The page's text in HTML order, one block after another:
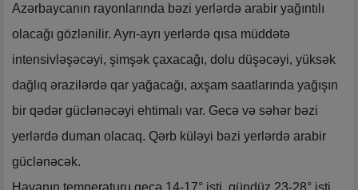
Azərbaycanın rayonlarında bəzi yerlərdə arabir yağıntılı
olacağı gözlənilir. Ayrı-ayrı yerlərdə qısa müddətə
intensivləşəcəyi, şimşək çaxacağı, dolu düşəcəyi, yüksək
dağlıq ərazilərdə qar yağacağı, axşam saatlarında yağışın
bir qədər güclənəcəyi ehtimalı var. Gecə və səhər bəzi
yerlərdə duman olacaq. Qərb küləyi bəzi yerlərdə arabir
güclənəcək.
Havanın temperaturu gecə 14-17° isti, gündüz 23-28° isti,